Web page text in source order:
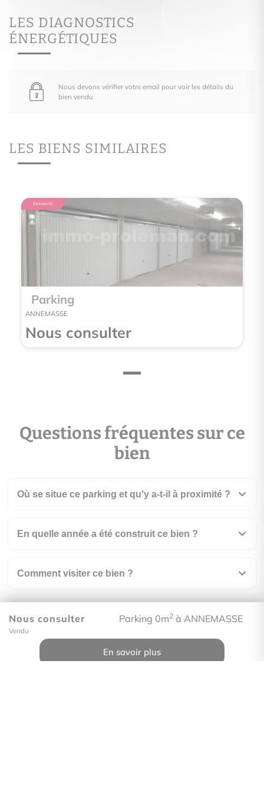
LES DIAGNOSTICS
ÉNERGÉTIQUES
Nous devons vérifier votre email pour voir les détails du
bien vendu
LES BIENS SIMILAIRES
Exclusivité
Parking
ANNEMASSE
Nous consulter
Nous consulter Parking 0m2à ANNEMASSE
Vendu
En savoir plus
Questions fréquentes sur ce
bien
Où se situe ce parking et qu'y a-t-il à proximité ?
En quelle année a été construit ce bien ?
Comment visiter ce bien ?
Immo Proléman